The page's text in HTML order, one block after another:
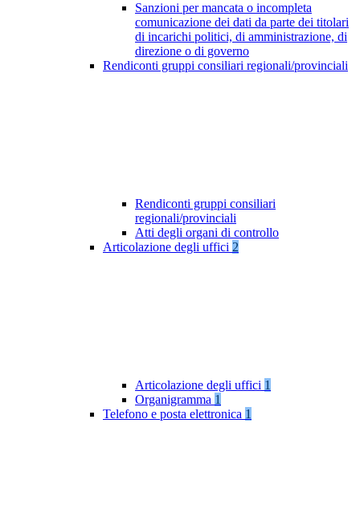
Sanzioni per mancata o incompleta
comunicazione dei dati da parte dei titolari
di incarichi politici, di amministrazione, di
direzione o di governo
Rendiconti gruppi consiliari regionali/provinciali
Rendiconti gruppi consiliari
regionali/provinciali
Atti degli organi di controllo
Articolazione degli uffici 2
Articolazione degli uffici 1
Organigramma 1
Telefono e posta elettronica 1